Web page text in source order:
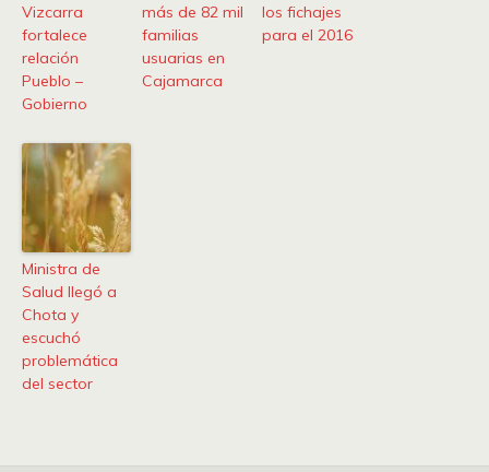
Vizcarra
fortalece
relación
Pueblo –
Gobierno
más de 82 mil
familias
usuarias en
Cajamarca
los fichajes
para el 2016
Ministra de
Salud llegó a
Chota y
escuchó
problemática
del sector